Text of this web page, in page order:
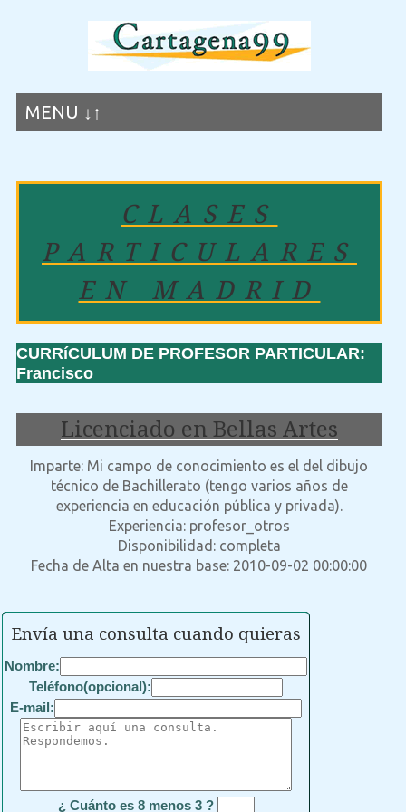
MENU ↓↑
CLASES
PARTICULARES
EN MADRID
CURRíCULUM DE PROFESOR PARTICULAR:
Francisco
Licenciado en Bellas Artes
Imparte: Mi campo de conocimiento es el del dibujo
técnico de Bachillerato (tengo varios años de
experiencia en educación pública y privada).
Experiencia: profesor_otros
Disponibilidad: completa
Fecha de Alta en nuestra base: 2010-09-02 00:00:00
Envía una consulta cuando quieras
Nombre:
Teléfono(opcional):
E-mail:
¿ Cuánto es 8 menos 3 ?